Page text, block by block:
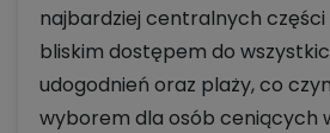
najbardziej centralnych części
bliskim dostępem do
udogodnień oraz plaży, co
wyborem dla osób ceniących